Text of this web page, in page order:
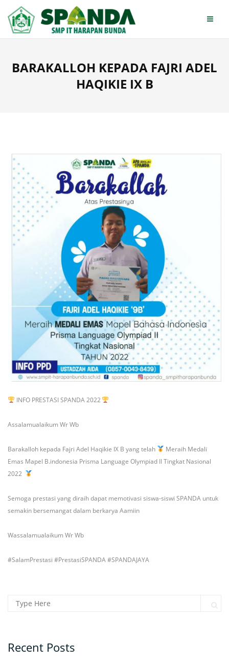
content
BARAKALLOH KEPADA FAJRI ADEL
HAQIKIE IX B
INFO PRESTASI SPANDA 2022
Assalamualaikum Wr Wb
Barakalloh kepada Fajri Adel Haqikie IX B yang telah
Meraih Medali
Emas Mapel B.indonesia Prisma Language Olympiad II Tingkat Nasional
2022
Semoga prestasi yang diraih dapat memotivasi siswa-siswi SPANDA untuk
semakin bersemangat dalam berkarya Aamiin
Wassalamualaikum Wr Wb
#SalamPrestasi #PrestasiSPANDA#SPANDAJAYA
Search for:
Recent Posts